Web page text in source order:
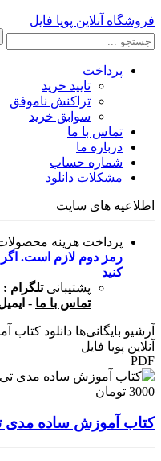
فروشگاه آنلاین پویا فایل
پرداخت
تایید خرید
تراکنش ناموفق
سوابق خرید
تماس با ما
درباره ما
شماره حساب
مشکلات دانلود
اطلاعیه های سایت
پرداخت هزینه
رمز دوم لازم است. اگر
کنید
پشتیبانی تلگرام :
تماس با ما -
آرشیو بایگانی‌ها دانلود
آنلاین پویا فایل
PDF
3000 تومان
کتاب آموزش ساده